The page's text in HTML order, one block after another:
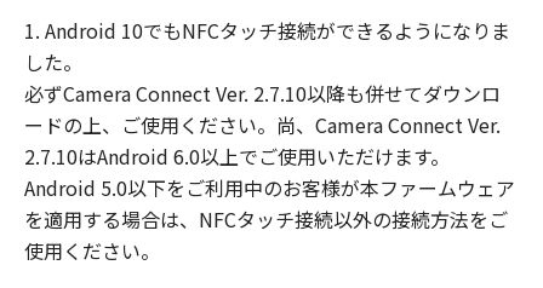
ならびにキャノンのライセンサーは、お客
様による「許諾ソフトウェア」の誤用また
は本契約において許諾されていない方法に
よる使用が原因の場合、対応を行う義務を
負いません。
これらの責任を除き、キヤノン、キヤノン
の子会社、キヤノンの関連会社、それらの
販売代理店または販売店、ならびにキヤノ
ンのライセンサーは、「本契約」に基づく
1. Android 10でもNFCタッチ接続ができるようになりま
した。
必ずCamera Connect Ver. 2.7.10以降も併せてダウンロ
ードの上、ご使用ください。尚、Camera Connect Ver.
2.7.10はAndroid 6.0以上でご使用いただけます。
Android 5.0以下をご利用中のお客様が本ファームウェア
を適用する場合は、NFCタッチ接続以外の接続方法をご
使用ください。